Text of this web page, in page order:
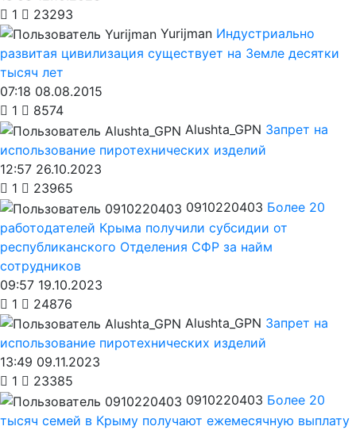
1
23293
Yurijman Индустриально
развитая цивилизация существует на Земле десятки
тысяч лет
07:18 08.08.2015
1
8574
Alushta_GPN Запрет на
использование пиротехнических изделий
12:57 26.10.2023
1
23965
0910220403 Более 20
работодателей Крыма получили субсидии от
республиканского Отделения СФР за найм
сотрудников
09:57 19.10.2023
1
24876
Alushta_GPN Запрет на
использование пиротехнических изделий
13:49 09.11.2023
1
23385
0910220403 Более 20
тысяч семей в Крыму получают ежемесячную выплату